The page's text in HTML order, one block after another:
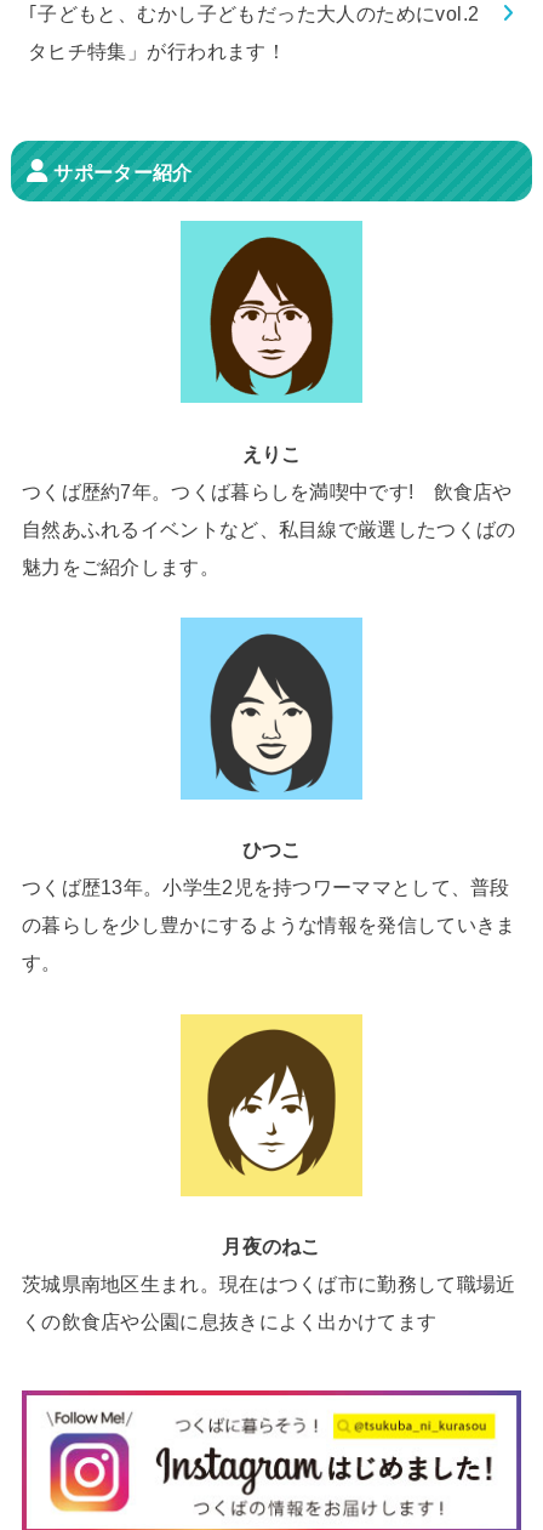
｢子どもと、むかし子どもだった大人のためにvol.2
タヒチ特集」が行われます！
サポーター紹介
えりこ
つくば歴約7年。つくば暮らしを満喫中です! 飲食店や
自然あふれるイベントなど、私目線で厳選したつくばの
魅力をご紹介します。
ひつこ
つくば歴13年。小学生2児を持つワーママとして、普段
の暮らしを少し豊かにするような情報を発信していきま
す。
月夜のねこ
茨城県南地区生まれ。現在はつくば市に勤務して職場近
くの飲食店や公園に息抜きによく出かけてます